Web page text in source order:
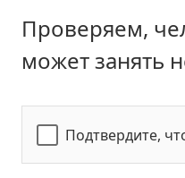
Проверяем,
может занять
Подтвердите,